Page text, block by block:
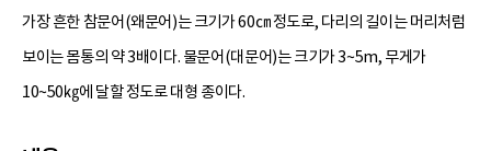
가장 흔한 참문어(왜문어)는 크기가 60㎝ 정도로, 다리의 길이는 머리처럼
보이는 몸통의 약 3배이다. 물문어(대문어)는 크기가 3~5m, 무게가
10~50㎏에 달할 정도로 대형 종이다.